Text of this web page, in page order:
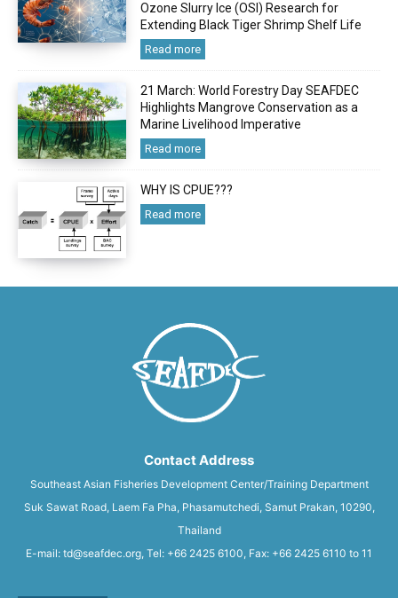
Ozone Slurry Ice (OSI) Research for
Extending Black Tiger Shrimp Shelf Life
Read more
21 March: World Forestry Day SEAFDEC
Highlights Mangrove Conservation as a
Marine Livelihood Imperative
Read more
WHY IS CPUE???
Read more
Contact Address
Southeast Asian Fisheries Development Center/Training Department
Suk Sawat Road, Laem Fa Pha, Phasamutchedi, Samut Prakan, 10290,
Thailand
E-mail: td@seafdec.org, Tel: +66 2425 6100, Fax: +66 2425 6110 to 11